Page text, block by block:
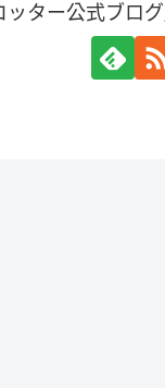
ッター公式ブロ